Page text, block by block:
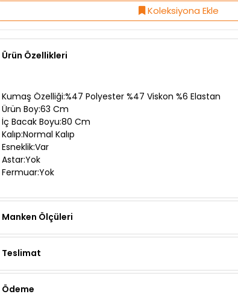
Ürün Özellikleri
İç Bacak Boyu:80 Cm
Kalıp:Normal Kalıp
Esneklik:Var
Astar:Yok
Fermuar:Yok